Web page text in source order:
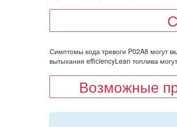
Симптомы кода тревоги P02A8 могут
вытыхания efficiencyLean топлива
Возможные